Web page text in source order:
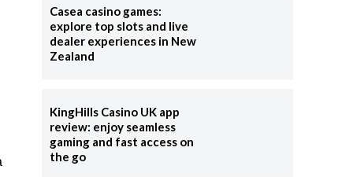
Casea casino games:
explore top slots and live
dealer experiences in New
Zealand
KingHills Casino UK app
review: enjoy seamless
gaming and fast access on
the go